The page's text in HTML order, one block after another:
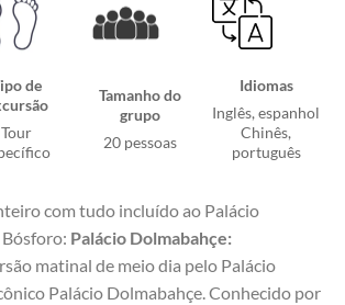
de
Tour
Tamanho do
grupo
20 pessoas
Idiomas
Inglês, espanhol
Chinês,
português
com tudo incluído ao Palácio
Palácio Dolmabahçe:
matinal de meio dia pelo Palácio
Palácio Dolmabahçe. Conhecido por